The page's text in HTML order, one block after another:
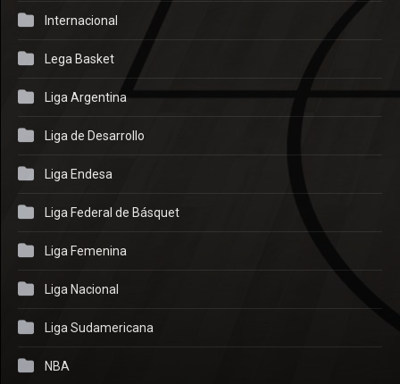
Internacional
Lega Basket
Liga Argentina
Liga de Desarrollo
Liga Endesa
Liga Federal de Básquet
Liga Femenina
Liga Nacional
Liga Sudamericana
NBA